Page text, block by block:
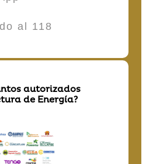
al 118
autorizados
de Energía?